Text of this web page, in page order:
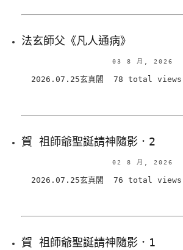
法玄師父《凡人通病》
03 8 月, 2026
2026.07.25玄真閣 78 total
賀 祖師爺聖誕請神隨影．2
02 8 月, 2026
2026.07.25玄真閣 76 total
賀 祖師爺聖誕請神隨影．1